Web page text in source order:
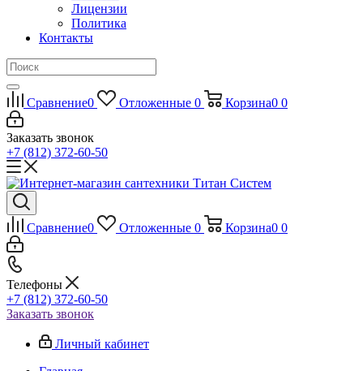
Лицензии
Политика
Контакты
Сравнение0 Отложенные 0 Корзина0 0
Заказать звонок
+7 (812) 372-60-50
Сравнение0 Отложенные 0 Корзина0 0
Телефоны
+7 (812) 372-60-50
Заказать звонок
Личный кабинет